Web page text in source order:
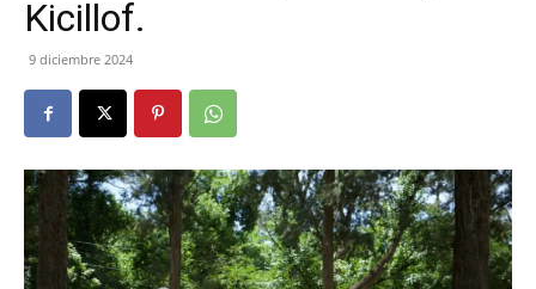
Kicillof.
9 diciembre 2024